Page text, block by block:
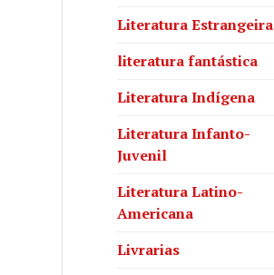
Literatura Estrangeira
literatura fantástica
Literatura Indígena
Literatura Infanto-
Juvenil
Literatura Latino-
Americana
Livrarias